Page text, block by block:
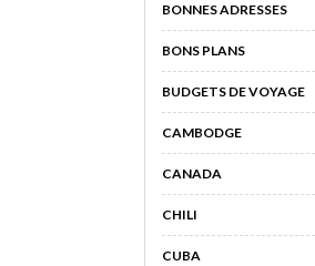
BONNES ADRESSES
BONS PLANS
BUDGETS DE VOYAGE
CAMBODGE
CANADA
CHILI
CUBA